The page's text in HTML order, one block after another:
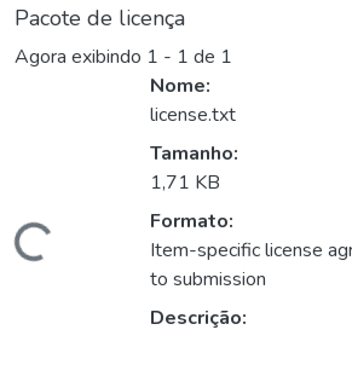
Pacote de licença
Agora exibindo 1 - 1 de 1
Carregando...
Nome:
license.txt
Tamanho:
1,71 KB
Formato:
Item-specific license
to submission
Descrição: